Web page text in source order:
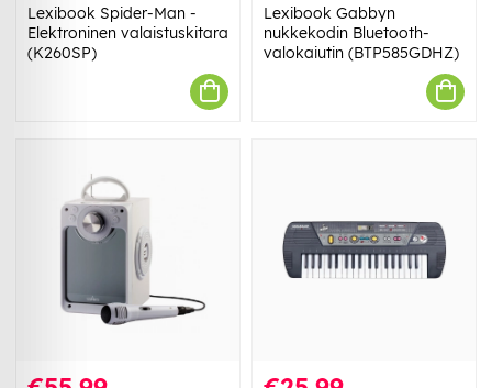
Lexibook Spider-Man -
Elektroninen valaistuskitara
(K260SP)
Lexibook Gabbyn
nukkekodin Bluetooth-
valokaiutin (BTP585GDHZ)